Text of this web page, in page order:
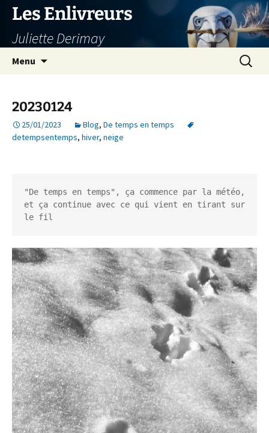
Aller
contenu
Les Enlivreurs
Juliette Derimay
Menu
20230124
25/01/2023 Blog, De temps en temps
detempsentemps, hiver, neige
"De temps en temps", ça commence par la météo,
et ça continue avec ce qui vient en tirant sur
le fil